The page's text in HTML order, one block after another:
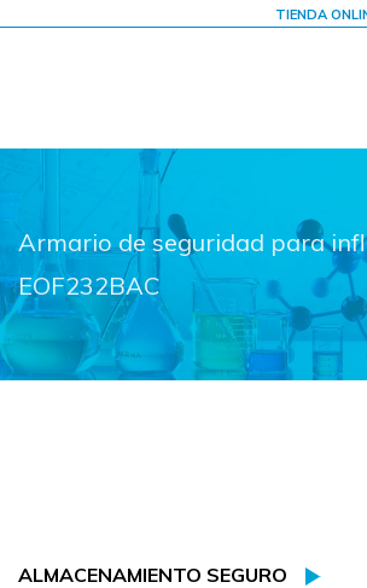
TIENDA
Armario de seguridad para
EOF232BAC
ALMACENAMIENTO SEGURO